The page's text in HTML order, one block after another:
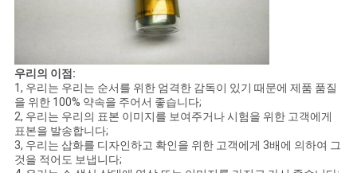
우리의 이점:
1, 우리는 우리는 순서를 위한 엄격한 감독이 있기 때문에 제품 품질
을 위한 100% 약속을 주어서 좋습니다;
2, 우리는 우리의 표본 이미지를 보여주거나 시험을 위한 고객에게
표본을 발송합니다;
3, 우리는 삽화를 디자인하고 확인을 위한 고객에게 3배에 의하여 그
것을 적어도 보냅니다;